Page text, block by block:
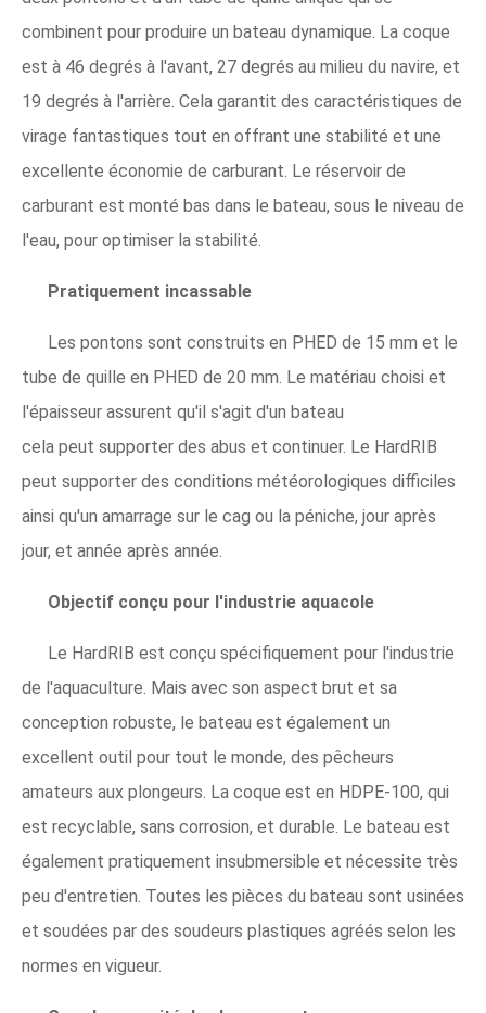
combinent pour produire un bateau dynamique. La coque
est à 46 degrés à l'avant, 27 degrés au milieu du navire, et
19 degrés à l'arrière. Cela garantit des caractéristiques de
virage fantastiques tout en offrant une stabilité et une
excellente économie de carburant. Le réservoir de
carburant est monté bas dans le bateau, sous le niveau de
l'eau, pour optimiser la stabilité.
Pratiquement incassable
Les pontons sont construits en PHED de 15 mm et le
tube de quille en PHED de 20 mm. Le matériau choisi et
l'épaisseur assurent qu'il s'agit d'un bateau
cela peut supporter des abus et continuer. Le HardRIB
peut supporter des conditions météorologiques difficiles
ainsi qu'un amarrage sur le cag ou la péniche, jour après
jour, et année après année.
Objectif conçu pour l'industrie aquacole
Le HardRIB est conçu spécifiquement pour l'industrie
de l'aquaculture. Mais avec son aspect brut et sa
conception robuste, le bateau est également un
excellent outil pour tout le monde, des pêcheurs
amateurs aux plongeurs. La coque est en HDPE-100, qui
est recyclable, sans corrosion, et durable. Le bateau est
également pratiquement insubmersible et nécessite très
peu d'entretien. Toutes les pièces du bateau sont usinées
et soudées par des soudeurs plastiques agréés selon les
normes en vigueur.